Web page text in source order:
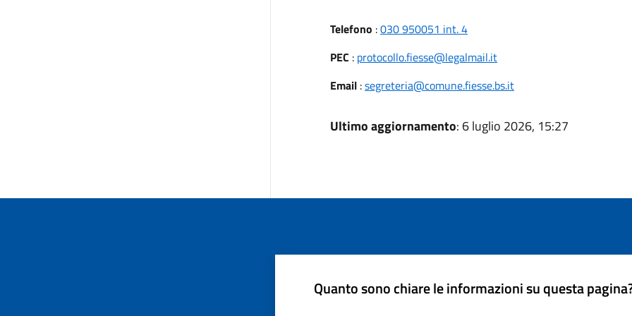
Telefono :030 950051 int. 4
PEC : protocollo.fiesse@legalmail.it
Email:segreteria@comune.fiesse.bs.it
Ultimo aggiornamento: 6 luglio 2026, 15:27
Quanto sono chiare le informazioni su questa